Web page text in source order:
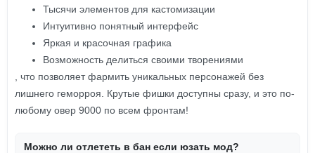
Тысячи элементов для кастомизации
Интуитивно понятный интерфейс
Яркая и красочная графика
Возможность делиться своими творениями
, что позволяет фармить уникальных персонажей без
лишнего геморроя. Крутые фишки доступны сразу, и это по-
любому овер 9000 по всем фронтам!
Можно ли отлететь в бан если юзать мод?